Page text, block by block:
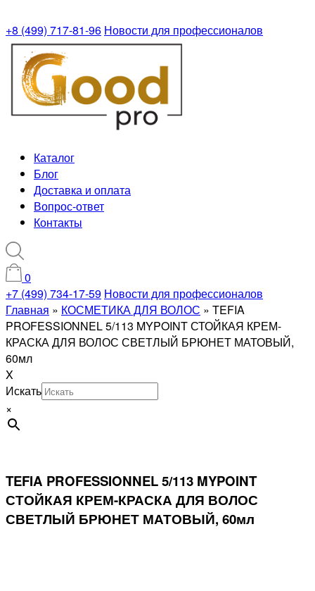
+8 (499) 717-81-96 Новости для профессионалов
Каталог
Блог
Доставка и оплата
Вопрос-ответ
Контакты
0
+7 (499) 734-17-59 Новости для профессионалов
Главная » КОСМЕТИКА ДЛЯ ВОЛОС » TEFIA
PROFESSIONNEL 5/113 MYPOINT СТОЙКАЯ КРЕМ-
КРАСКА ДЛЯ ВОЛОС СВЕТЛЫЙ БРЮНЕТ МАТОВЫЙ,
60мл
X
Искать
×
TEFIA PROFESSIONNEL 5/113 MYPOINT
СТОЙКАЯ КРЕМ-КРАСКА ДЛЯ ВОЛОС
СВЕТЛЫЙ БРЮНЕТ МАТОВЫЙ, 60мл